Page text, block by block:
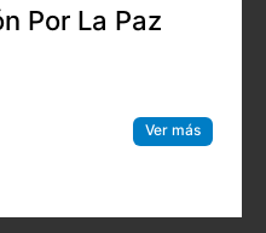
Por La Paz
Ver más